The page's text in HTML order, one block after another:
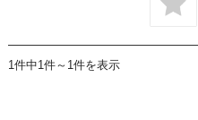
1件中1件～1件を表示